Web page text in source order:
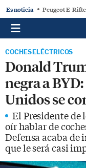
Es noticia Peugeot E-
COCHES ELÉCTRICOS
Donald
negra a
Unidos se
El Presidente de
oír hablar de
Defensa acaba de
que le será casi